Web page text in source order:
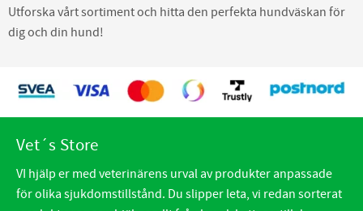
Utforska vårt sortiment och hitta den perfekta hundväskan för
dig och din hund!
Vet´s Store
VI hjälp er med veterinärens urval av produkter anpassade
för olika sjukdomstillstånd. Du slipper leta, vi redan sorterat